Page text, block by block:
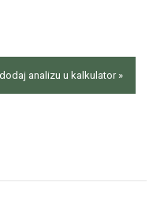
dodaj analizu u kalkulator »